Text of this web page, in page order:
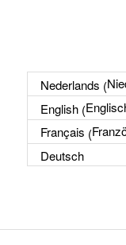
Nederlands (
English(
Français (
Deutsch